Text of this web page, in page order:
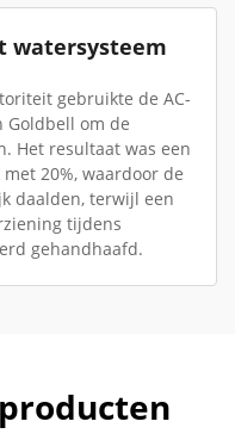
watersysteem
gebruikte de AC-
om de
Het resultaat was een
20%, waardoor de
daalden, terwijl een
tijdens
gehandhaafd.